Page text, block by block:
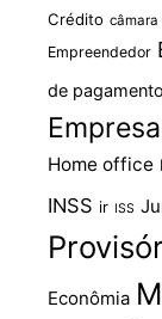
Crédito câmara
Empreendedor
de pagamento
Home office
INSS ir ISS
Econômia